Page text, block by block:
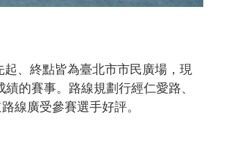
、終點皆為臺北市市民廣場，現
的賽事。路線規劃行經仁愛路、
線廣受參賽選手好評。